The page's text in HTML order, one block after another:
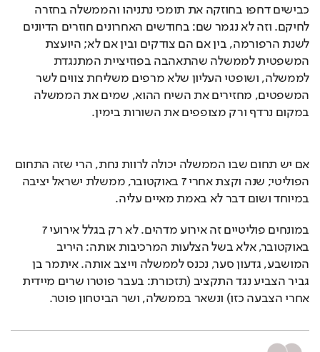
כבישים דחפו בחוזקה את תומכי נתניהו והממשלה בחזרה
לחיקם. וזה לא נגמר שם: בחודשים האחרונים חוזרים הדיונים
לשנת הרפורמה, בין אם הם צודקים ובין אם לא; היועצת
המשפטית לממשלה שהתאהבה בפוזיציית המתנגדת
לממשלה, ושופטי העליון שלא מרפים משליחת צווים לשר
המשפטים, מחזירים את השיח ההוא, שמים את הממשלה
במקום נרדף ורק מצופפים את השורות בימין.
אם יש תחום שבו הממשלה יכולה לרוות נחת, הרי שזה התחום
הפוליטי; שנה וקצת אחרי 7 באוקטובר, ממשלת ישראל יציבה
במיוחד ושום דבר לא באמת מאיים עליה.
במונחים פוליטיים זה אירוע מדהים. לא רק בגלל אירועי 7
באוקטובר, אלא בשל הצלעות המרכיבות אותה: היריב
המושבע, גדעון סער, נכנס לממשלה וייצב אותה. איתמר בן
גביר הצביע נגד התקציב (תזכורת: בעבר פוטרו שרים מיידית
אחרי הצבעה כזו) ונשאר בממשלה, ושר הביטחון פוטר.